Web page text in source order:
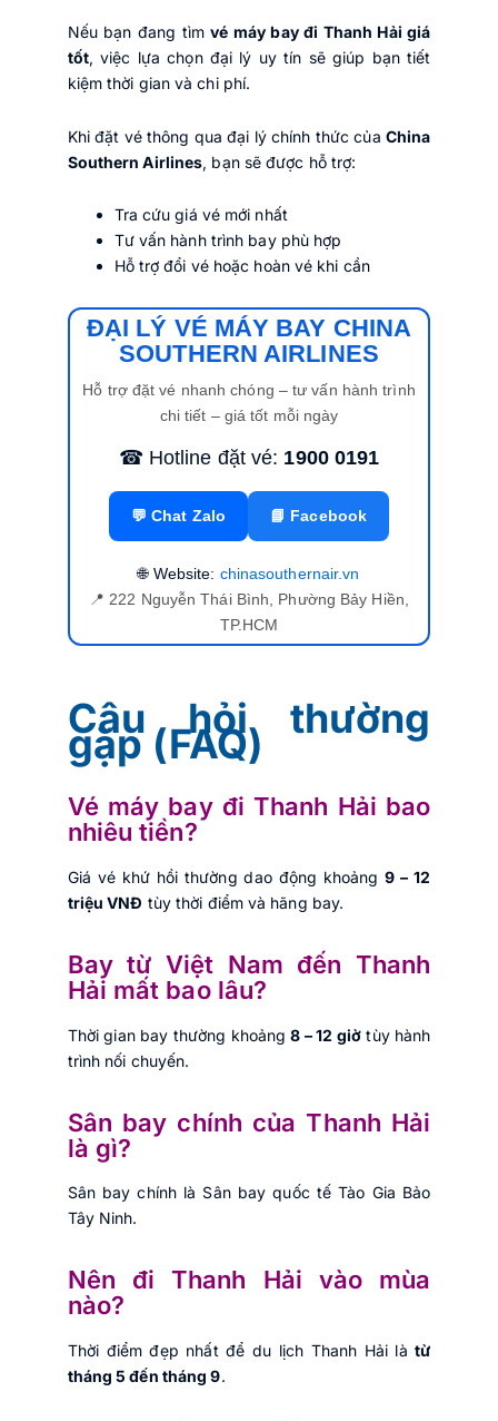
Nếu bạn đang tìmvé máy bay đi Thanh Hải giá
tốt, việc lựa chọn đại lý uy tín sẽ giúp bạn tiết
kiệm thời gian và chi phí.
Khi đặt vé thông qua đại lý chính thức của China
Southern Airlines, bạn sẽ được hỗ trợ:
Tra cứu giá vé mới nhất
Tư vấn hành trình bay phù hợp
Hỗ trợ đổi vé hoặc hoàn vé khi cần
ĐẠI LÝ VÉ MÁY BAY CHINA
SOUTHERN AIRLINES
Hỗ trợ đặt vé nhanh chóng – tư vấn hành trình
chi tiết – giá tốt mỗi ngày
☎ Hotline đặt vé: 1900 0191
💬 Chat Zalo 📘 Facebook
🌐 Website: chinasouthernair.vn
📍 222 Nguyễn Thái Bình, Phường Bảy Hiền,
TP.HCM
Câu hỏi thường
gặp (FAQ)
Vé máy bay đi Thanh Hải bao
nhiêu tiền?
Giá vé khứ hồi thường dao động khoảng9 – 12
triệu VNĐ tùy thời điểm và hãng bay.
Bay từ Việt Nam đến Thanh
Hải mất bao lâu?
Thời gian bay thường khoảng8 – 12 giờ tùy hành
trình nối chuyến.
Sân bay chính của Thanh Hải
là gì?
Sân bay chính là Sân bay quốc tế Tào Gia Bảo
Tây Ninh.
Nên đi Thanh Hải vào mùa
nào?
Thời điểm đẹp nhất để du lịch Thanh Hải làtừ
tháng 5 đến tháng 9.